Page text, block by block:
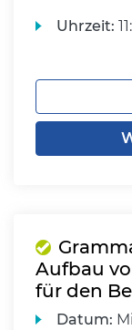
Uhrzeit:
Aufbau
für den
Datum: